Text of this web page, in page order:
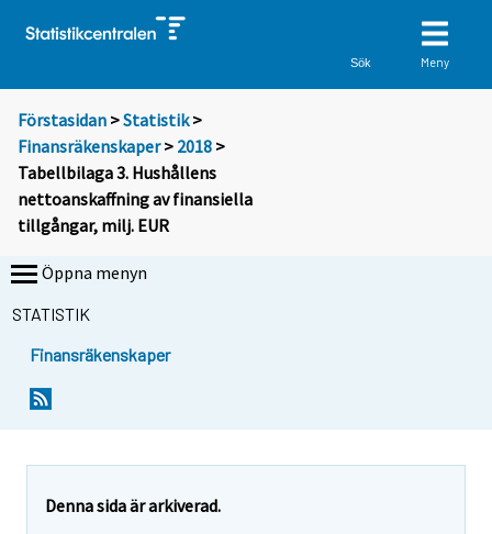
Sök Meny
Förstasidan >Statistik >
Finansräkenskaper> 2018 >
Tabellbilaga 3. Hushållens
nettoanskaffning av finansiella
tillgångar, milj. EUR
Öppna menyn
STATISTIK
Finansräkenskaper
Denna sida är arkiverad.